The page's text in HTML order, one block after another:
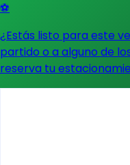
⚽
¿Estás listo para este
partido o a alguno de
reserva tu